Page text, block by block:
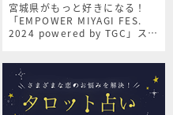
宮城県がもっと好きになる！
「EMPOWER MIYAGI FES.
2024 powered by TGC」スペ